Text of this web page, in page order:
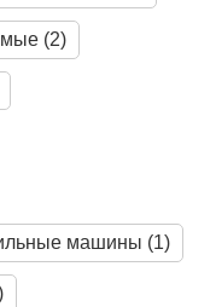
(2)
машины (1)